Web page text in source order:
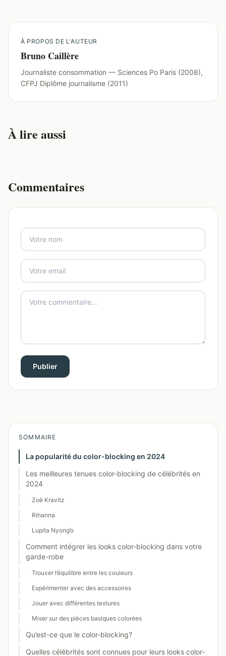
À PROPOS DE L'AUTEUR
Bruno Caillère
Journaliste consommation — Sciences Po Paris (2008),
CFPJ Diplôme journalisme (2011)
À lire aussi
Commentaires
Publier
SOMMAIRE
La popularité du color-blocking en 2024
Les meilleures tenues color-blocking de célébrités en
2024
Zoë Kravitz
Rihanna
Lupita Nyong’o
Comment intégrer les looks color-blocking dans votre
garde-robe
Trouver l’équilibre entre les couleurs
Expérimenter avec des accessoires
Jouer avec différentes textures
Miser sur des pièces basiques colorées
Qu’est-ce que le color-blocking?
Quelles célébrités sont connues pour leurs looks color-